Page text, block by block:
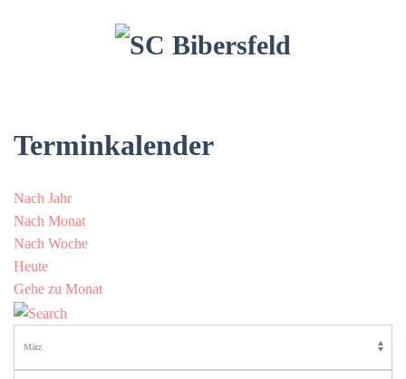
Terminkalender
Nach Jahr
Nach Monat
Nach Woche
Heute
Gehe zu Monat